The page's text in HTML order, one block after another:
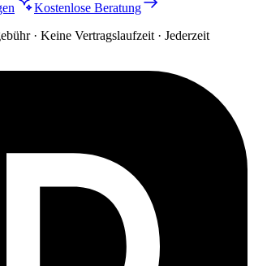
Kostenlose Beratung
· Keine Vertragslaufzeit · Jederzeit